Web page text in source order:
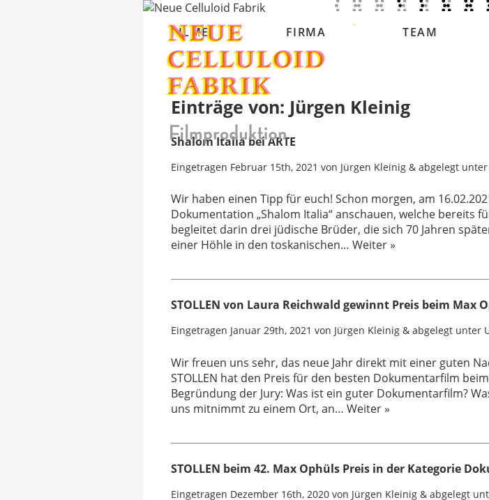
FILME FIRMA TEAM
Einträge von: Jürgen Kleinig
Shalom Italia bei ARTE
Eingetragen Februar 15th, 2021 von Jürgen Kleinig &abgelegt unter
Wir haben einen Tipp für euch! Schon morgen, am
Dokumentation „Shalom Italia“ anschauen, welche bereits
begleitet darin drei jüdische Brüder, die sich 70 Jahren
einer Höhle in den toskanischen… Weiter »
STOLLEN von Laura Reichwald gewinnt Preis beim Max
Eingetragen Januar 29th, 2021 von Jürgen Kleinig &abgelegt unter
Wir freuen uns sehr, das neue Jahr direkt mit einer guten
STOLLEN hat den Preis für den besten Dokumentarfilm
Begründung der Jury: Was ist ein guter Dokumentarfilm?
uns mitnimmt zu einem Ort, an… Weiter »
STOLLEN beim 42. Max Ophüls Preis in der Kategorie
Eingetragen Dezember 16th, 2020von Jürgen Kleinig &abgelegt